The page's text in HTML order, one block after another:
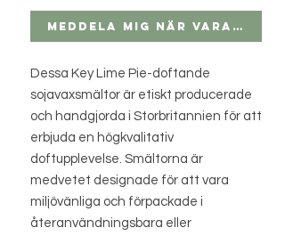
Meddela mig när varan
Dessa Key Lime Pie-doftande
sojavaxsmältor är etiskt producerade
och handgjorda i Storbritannien för att
erbjuda en högkvalitativ
doftupplevelse. Smältorna är
medvetet designade för att vara
miljövänliga och förpackade i
återanvändningsbara eller